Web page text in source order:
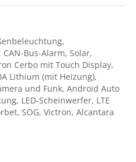
Bus-Alarm, Solar,
Cerbo mit Touch Display,
Lithium (mit Heizung),
und Funk, Android Auto
LED-Scheinwerfer, LTE
SOG, Victron, Alcantara